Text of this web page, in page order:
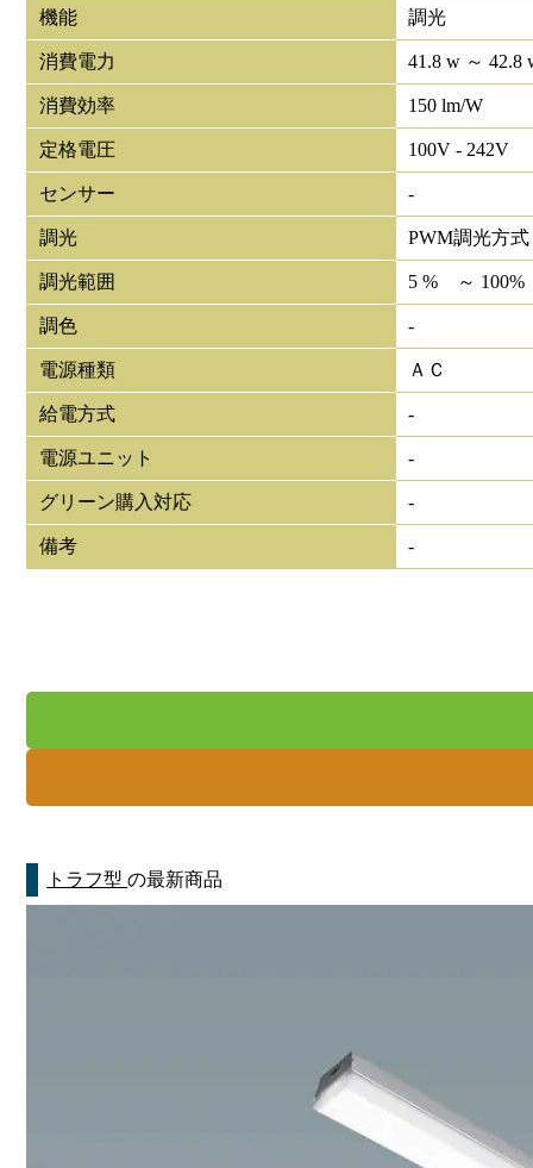
機能 調光
消費電力 41.8 w ～ 42.8
消費効率 150 lm/W
定格電圧 100V - 242V
センサー -
調光 PWM調光方式
調光範囲 5 % ～ 100%
調色 -
電源種類 ＡＣ
給電方式 -
電源ユニット -
グリーン購入対応 -
備考 -
トラフ型の最新商品